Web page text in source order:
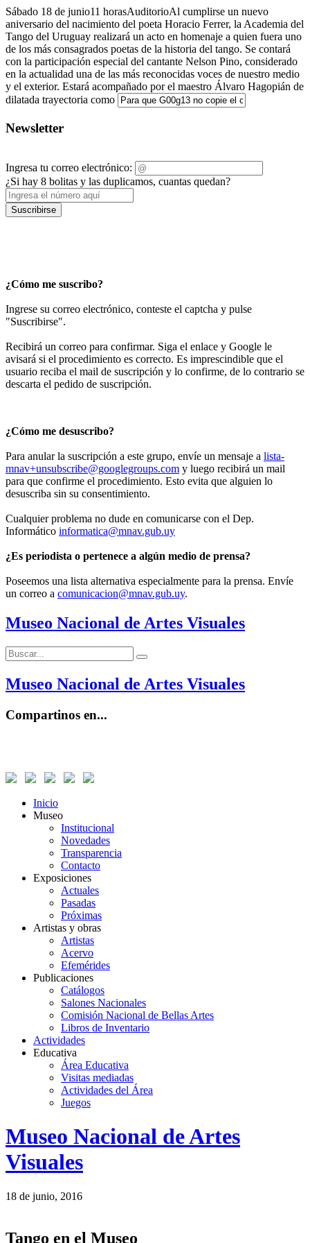
Sábado 18 de junio11 horasAuditorioAl cumplirse un nuevo
aniversario del nacimiento del poeta Horacio Ferrer, la Academia del
Tango del Uruguay realizará un acto en homenaje a quien fuera uno
de los más consagrados poetas de la historia del tango. Se contará
con la participación especial del cantante Nelson Pino, considerado
en la actualidad una de las más reconocidas voces de nuestro medio
y el exterior. Estará acompañado por el maestro Álvaro Hagopián de
dilatada trayectoria como
Newsletter
Ingresa tu correo electrónico:
¿Si hay 8 bolitas y las duplicamos, cuantas quedan?
Suscribirse
¿Cómo me suscribo?
Ingrese su correo electrónico, conteste el captcha y pulse
"Suscribirse".
Recibirá un correo para confirmar. Siga el enlace y Google le
avisará si el procedimiento es correcto. Es imprescindible que el
usuario reciba el mail de suscripción y lo confirme, de lo contrario se
descarta el pedido de suscripción.
¿Cómo me desuscribo?
Para anular la suscripción a este grupo, envíe un mensaje a lista-
mnav+unsubscribe@googlegroups.com y luego recibirá un mail
para que confirme el procedimiento. Esto evita que alguien lo
desuscriba sin su consentimiento.
Cualquier problema no dude en comunicarse con el Dep.
Informático informatica@mnav.gub.uy
¿Es periodista o pertenece a algún medio de prensa?
Poseemos una lista alternativa especialmente para la prensa. Envíe
un correo a comunicacion@mnav.gub.uy.
Museo Nacional de Artes Visuales
Buscar:
Buscar
Museo Nacional de Artes Visuales
Compartinos en...
Inicio
Museo
Institucional
Novedades
Transparencia
Contacto
Exposiciones
Actuales
Pasadas
Próximas
Artistas y obras
Artistas
Acervo
Efemérides
Publicaciones
Catálogos
Salones Nacionales
Comisión Nacional de Bellas Artes
Libros de Inventario
Actividades
Educativa
Área Educativa
Visitas mediadas
Actividades del Área
Juegos
Logo
MNAV
Museo Nacional de Artes
Visuales
18 de junio, 2016
Tango en el Museo